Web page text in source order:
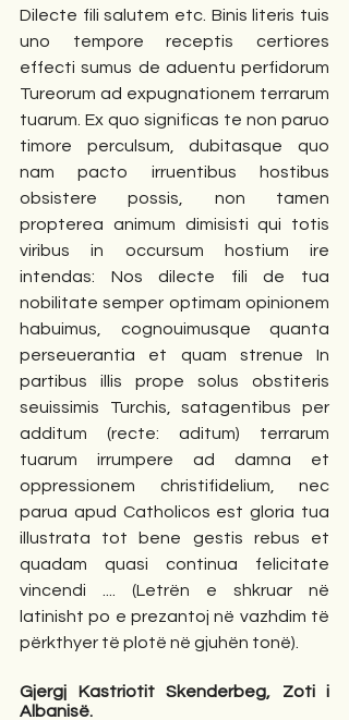
Dilecte fili salutem etc. Binis literis tuis
uno tempore receptis certiores
effecti sumus de aduentu perfidorum
Tureorum ad expugnationem terrarum
tuarum. Ex quo significas te non paruo
timore perculsum, dubitasque quo
nam pacto irruentibus hostibus
obsistere possis, non tamen
propterea animum dimisisti qui totis
viribus in occursum hostium ire
intendas: Nos dilecte fili de tua
nobilitate semper optimam opinionem
habuimus, cognouimusque quanta
perseuerantia et quam strenue In
partibus illis prope solus obstiteris
seuissimis Turchis, satagentibus per
additum (recte: aditum) terrarum
tuarum irrumpere ad damna et
oppressionem christifidelium, nec
parua apud Catholicos est gloria tua
illustrata tot bene gestis rebus et
quadam quasi continua felicitate
vincendi .... (Letrën e shkruar në
latinisht po e prezantoj në vazhdim të
përkthyer të plotë në gjuhën tonë).
Gjergj Kastriotit Skenderbeg, Zoti i
Albanisë.